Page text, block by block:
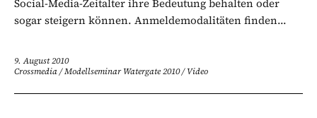
Social-Media-Zeitalter ihre Bedeutung behalten oder
sogar steigern können. Anmeldemodalitäten finden...
9. August 2010
Crossmedia/Modellseminar Watergate 2010/Video